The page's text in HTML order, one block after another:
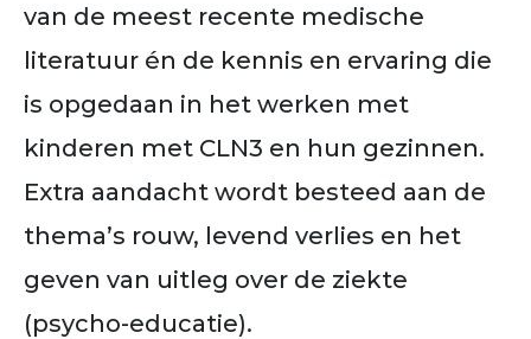
van de meest recente medische
literatuur én de kennis en ervaring die
is opgedaan in het werken met
kinderen met CLN3 en hun gezinnen.
Extra aandacht wordt besteed aan de
thema’s rouw, levend verlies en het
geven van uitleg over de ziekte
(psycho-educatie).